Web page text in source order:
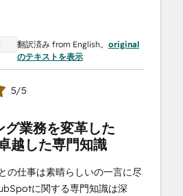
翻訳済み from English。 original
のテキストを表示
5/5
グ業務を変革した
越した専門知識
の仕事は素晴らしいの一言に尽
に関する専門知識は深